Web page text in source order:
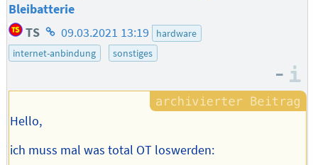
Bleibatterie
TS Homepage
des
09.03.2021 13:19
hardware
internet-anbindung
sonstiges
–
Hello,
ich muss mal was total OT loswerden: